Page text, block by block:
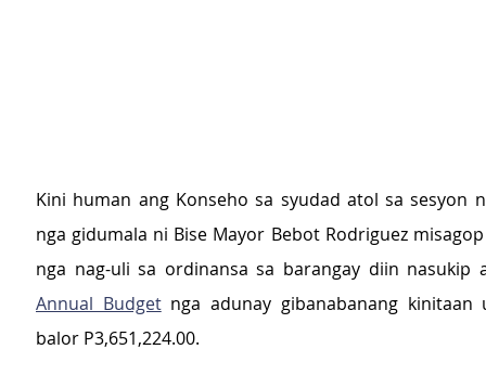
Kini human ang Konseho sa syudad atol sa sesyon
nga gidumala ni Bise Mayor Bebot Rodriguez
nga nag-uli sa ordinansa sa barangay diin nasukip
Annual Budget nga adunay gibanabanang kinitaan
balor P3,651,224.00.